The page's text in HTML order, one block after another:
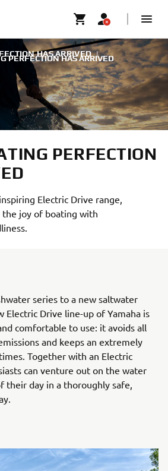
PERFECTION HAS ARRIVED
HAS ARRIVED |
PERFECTION
Electric Drive range,
joy of boating with
series to a new saltwater
Electric Drive line-up of Yamaha is
comfortable to use: it avoids all
and keeps an extremely
Together with an Electric
can venture out on the water
their day in a thoroughly safe,